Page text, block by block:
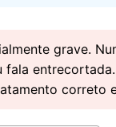
grave.
correto